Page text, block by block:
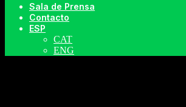
Sala de Prensa
Contacto
ESP
CAT
ENG
MÁS